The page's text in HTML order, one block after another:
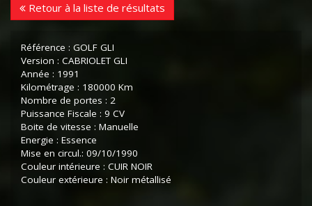
Retour à la liste de résultats
Référence : GOLF GLI
Version : CABRIOLET GLI
Année : 1991
Kilométrage : 180000 Km
Nombre de portes : 2
Puissance Fiscale : 9 CV
Boite de vitesse : Manuelle
Energie : Essence
Mise en circul.: 09/10/1990
Couleur intérieure : CUIR NOIR
Couleur extérieure : Noir métallisé